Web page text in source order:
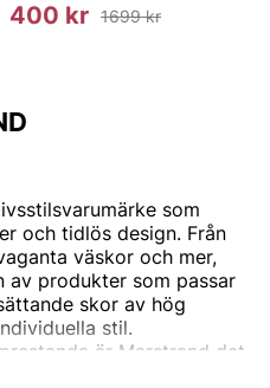
400 kr 1699 kr
som
och tidlös design. Från
väskor och mer,
av produkter som passar
skor av hög
stil.
är Marstrand det
stiliga kläder som